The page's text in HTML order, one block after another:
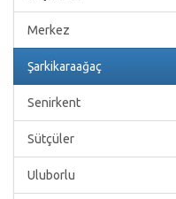
Merkez
Şarkikaraağaç
Senirkent
Sütçüler
Uluborlu